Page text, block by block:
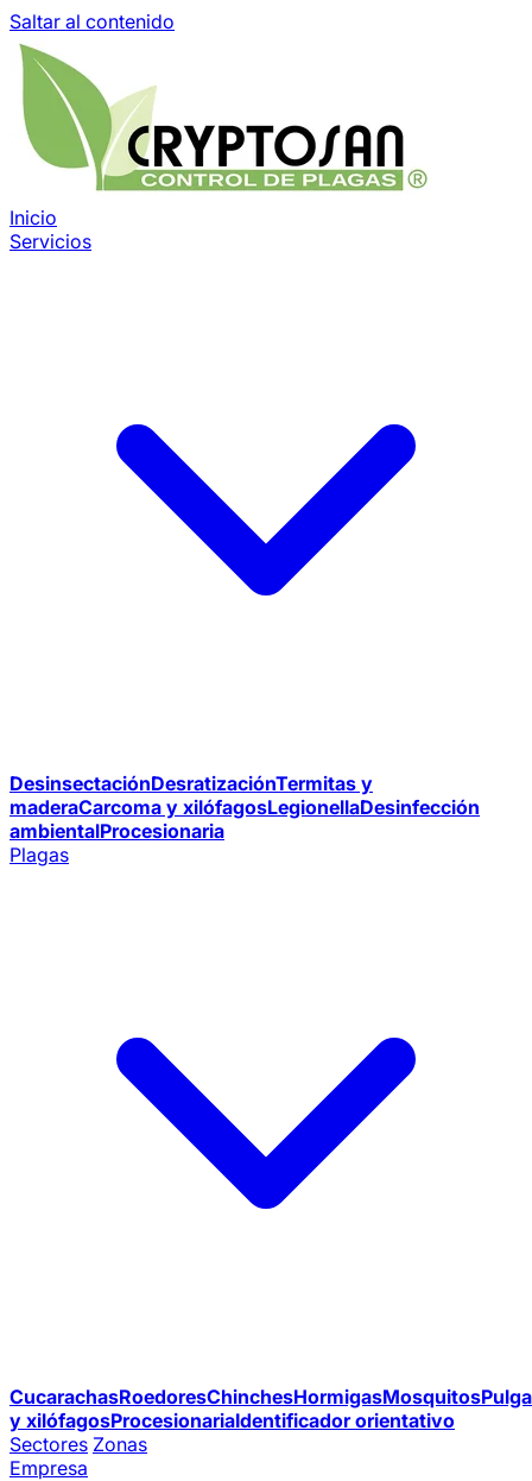
Saltar al contenido
Inicio
Servicios
DesinsectaciónDesratizaciónTermitas y
maderaCarcoma y xilófagosLegionellaDesinfección
ambientalProcesionaria
Plagas
CucarachasRoedoresChinchesHormigasMosquitos
y xilófagosProcesionariaIdentificador orientativo
Sectores Zonas
Empresa